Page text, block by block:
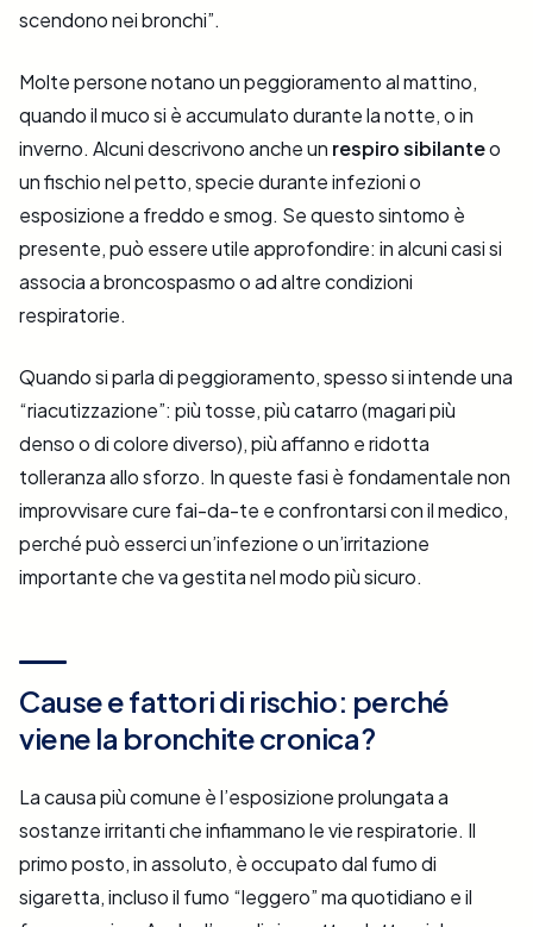
scendono nei bronchi”.
Molte persone notano un peggioramento al mattino,
quando il muco si è accumulato durante la notte, o in
inverno. Alcuni descrivono anche un respiro sibilanteo
un fischio nel petto, specie durante infezioni o
esposizione a freddo e smog. Se questo sintomo è
presente, può essere utile approfondire: in alcuni casi si
associa a broncospasmo o ad altre condizioni
respiratorie.
Quando si parla di peggioramento, spesso si intende una
“riacutizzazione”: più tosse, più catarro (magari più
denso o di colore diverso), più affanno e ridotta
tolleranza allo sforzo. In queste fasi è fondamentale non
improvvisare cure fai-da-te e confrontarsi con il medico,
perché può esserci un’infezione o un’irritazione
importante che va gestita nel modo più sicuro.
Cause e fattori di rischio: perché
viene la bronchite cronica?
La causa più comune è l’esposizione prolungata a
sostanze irritanti che infiammano le vie respiratorie. Il
primo posto, in assoluto, è occupato dal fumo di
sigaretta, incluso il fumo “leggero” ma quotidiano e il